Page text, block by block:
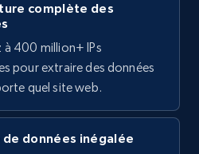
- Posts
Description, Date
post, and more.
complète des
à 400 million+ IPs
pour extraire des données
quel site web.
de données inégalée